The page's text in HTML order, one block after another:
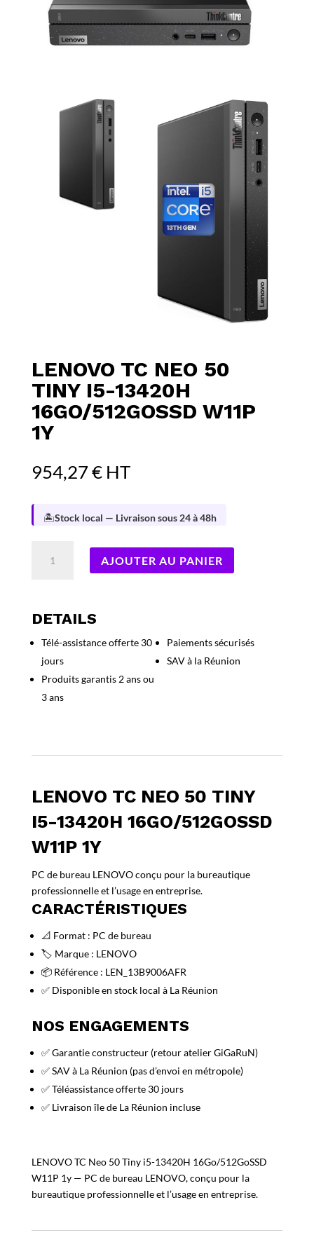
LENOVO TC NEO 50
TINY I5-13420H
16GO/512GOSSD W11P
1Y
954,27€ HT
🏝️Stock local — Livraison sous 24 à 48h
Neo
Tiny
i5-
13420H
16Go/512GoSSD
AJOUTER AU PANIER
DETAILS
Télé-assistance offerte 30
jours
Produits garantis 2 ans ou
3 ans
Paiements sécurisés
SAV à la Réunion
LENOVO TC NEO 50 TINY
I5-13420H 16GO/512GOSSD
W11P 1Y
PC de bureau LENOVO conçu pour la bureautique
professionnelle et l’usage en entreprise.
CARACTÉRISTIQUES
📐 Format : PC de bureau
🏷️ Marque : LENOVO
📦 Référence : LEN_13B9006AFR
✅ Disponible en stock local à La Réunion
NOS ENGAGEMENTS
✅ Garantie constructeur (retour atelier GiGaRuN)
✅ SAV à La Réunion (pas d’envoi en métropole)
✅ Téléassistance offerte 30 jours
✅ Livraison île de La Réunion incluse
LENOVO TC Neo 50 Tiny i5-13420H 16Go/512GoSSD
W11P 1y — PC de bureau LENOVO, conçu pour la
bureautique professionnelle et l’usage en entreprise.